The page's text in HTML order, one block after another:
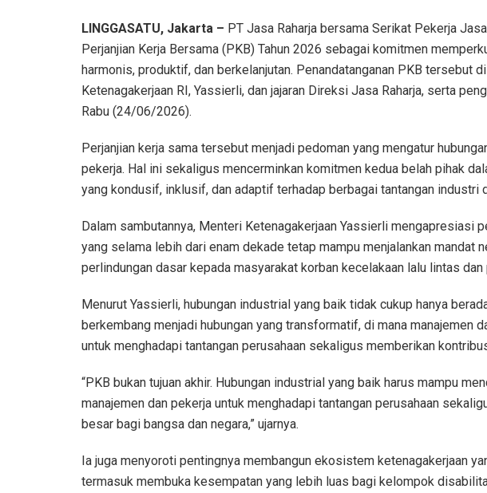
LINGGASATU, Jakarta – PT Jasa Raharja bersama Serikat Pekerja
Perjanjian Kerja Bersama (PKB) Tahun 2026 sebagai komitmen
harmonis, produktif, dan berkelanjutan. Penandatanganan PKB tersebut
Ketenagakerjaan RI, Yassierli, dan jajaran Direksi Jasa Raharja, serta
Rabu (24/06/2026).
Perjanjian kerja sama tersebut menjadi pedoman yang mengatur
pekerja. Hal ini sekaligus mencerminkan komitmen kedua belah pihak
yang kondusif, inklusif, dan adaptif terhadap berbagai tantangan industri
Dalam sambutannya, Menteri Ketenagakerjaan Yassierli mengapresiasi
yang selama lebih dari enam dekade tetap mampu menjalankan mandat
perlindungan dasar kepada masyarakat korban kecelakaan lalu lintas dan
Menurut Yassierli, hubungan industrial yang baik tidak cukup hanya
berkembang menjadi hubungan yang transformatif, di mana manajemen
untuk menghadapi tantangan perusahaan sekaligus memberikan
“PKB bukan tujuan akhir. Hubungan industrial yang baik harus mampu
manajemen dan pekerja untuk menghadapi tantangan perusahaan
besar bagi bangsa dan negara,” ujarnya.
Ia juga menyoroti pentingnya membangun ekosistem ketenagakerjaan
termasuk membuka kesempatan yang lebih luas bagi kelompok